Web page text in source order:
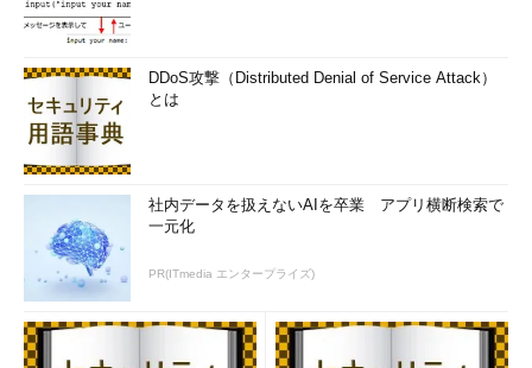
Explorer 11 SmartScreen 証明書評価」（
TechNet）
Edgeのハッキング対策
DDoS攻撃（Distributed Denial of Service Attack）
とは
社内データを扱えないAIを卒業 アプリ横断検索で
一元化
PR(ITmedia エンタープライズ)